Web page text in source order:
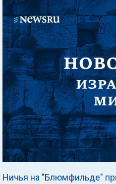
Ничья на "Блюмфильде"